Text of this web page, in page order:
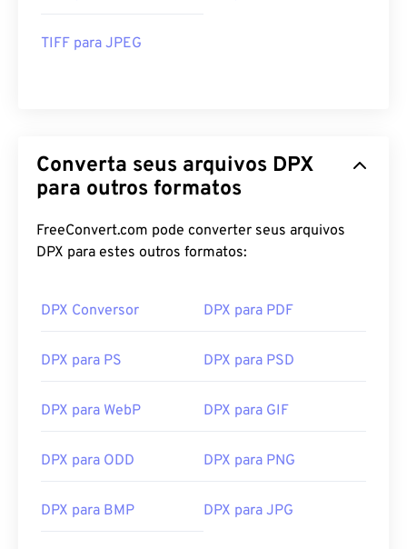
TIFF para JPEG
Converta seus arquivos DPX
para outros formatos
FreeConvert.com pode converter seus arquivos
DPX para estes outros formatos:
DPX Conversor DPX para PDF
DPX para PS DPX para PSD
DPX para WebP DPX para GIF
DPX para ODD DPX para PNG
DPX para BMP DPX para JPG